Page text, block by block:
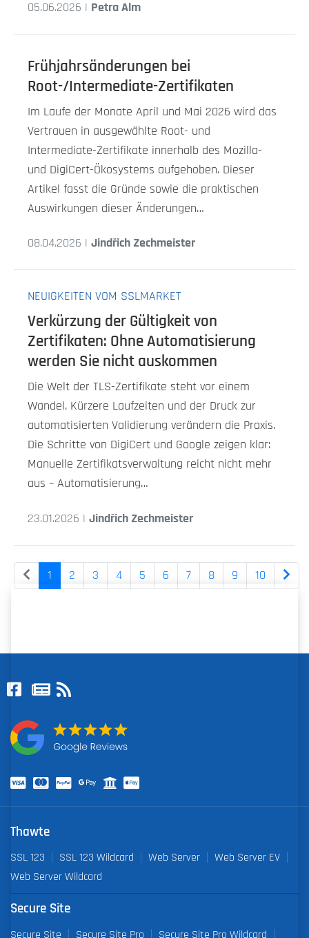
05.06.2026 | Petra Alm
Frühjahrsänderungen bei
Root-/Intermediate-Zertifikaten
Im Laufe der Monate April und Mai 2026 wird das
Vertrauen in ausgewählte Root- und
Intermediate-Zertifikate innerhalb des Mozilla-
und DigiCert-Ökosystems aufgehoben. Dieser
Artikel fasst die Gründe sowie die praktischen
Auswirkungen dieser Änderungen…
08.04.2026 | Jindřich Zechmeister
NEUIGKEITEN VOM SSLMARKET
Verkürzung der Gültigkeit von
Zertifikaten: Ohne Automatisierung
werden Sie nicht auskommen
Die Welt der TLS-Zertifikate steht vor einem
Wandel. Kürzere Laufzeiten und der Druck zur
automatisierten Validierung verändern die Praxis.
Die Schritte von DigiCert und Google zeigen klar:
Manuelle Zertifikatsverwaltung reicht nicht mehr
aus – Automatisierung…
23.01.2026 | Jindřich Zechmeister
1 2 3 4 5 6 7 8 9 10
Thawte
SSL 123 SSL 123 Wildcard Web Server
Web Server EV
Web Server Wildcard
Secure Site
Secure Site Secure Site Pro
Secure Site Pro Wildcard